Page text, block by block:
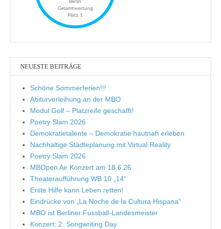
NEUESTE BEITRÄGE
Schöne Sommerferien!!!
Abiturverleihung an der MBO
Modul Golf – Platzreife geschafft!
Poetry Slam 2026
Demokratietalente – Demokratie hautnah erleben
Nachhaltige Städteplanung mit Virtual Reality
Poetry Slam 2026
MBOpen Air Konzert am 18.6.26
Theateraufführung WB 10 „14“
Erste Hilfe kann Leben retten!
Eindrücke von „La Noche de la Cultura Hispana“
MBO ist Berliner Fussball-Landesmeister
Konzert: 2. Songwriting Day